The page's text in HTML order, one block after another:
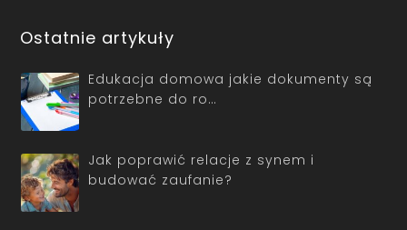
Ostatnie artykuły
Edukacja domowa jakie dokumenty są
potrzebne do ro…
Jak poprawić relacje z synem i
budować zaufanie?